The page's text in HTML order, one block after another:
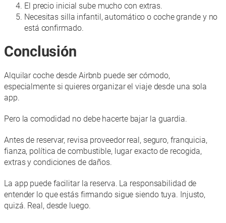
El precio inicial sube mucho con extras.
Necesitas silla infantil, automático o coche grande y no
está confirmado.
Conclusión
Alquilar coche desde Airbnb puede ser cómodo,
especialmente si quieres organizar el viaje desde una sola
app.
Pero la comodidad no debe hacerte bajar la guardia.
Antes de reservar, revisa proveedor real, seguro, franquicia,
fianza, política de combustible, lugar exacto de recogida,
extras y condiciones de daños.
La app puede facilitar la reserva. La responsabilidad de
entender lo que estás firmando sigue siendo tuya. Injusto,
quizá. Real, desde luego.